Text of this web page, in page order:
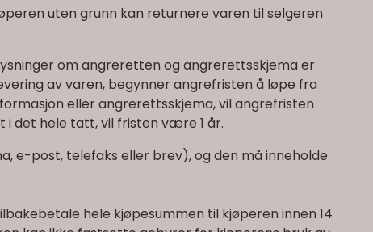
uten grunn kan returnere varen til selgeren
om angreretten og angrerettsskjema er
av varen, begynner angrefristen å løpe fra
eller angrerettsskjema, vil angrefristen
det hele tatt, vil fristen være 1 år.
e-post, telefaks eller brev), og den må inneholde
hele kjøpesummen til kjøperen innen 14